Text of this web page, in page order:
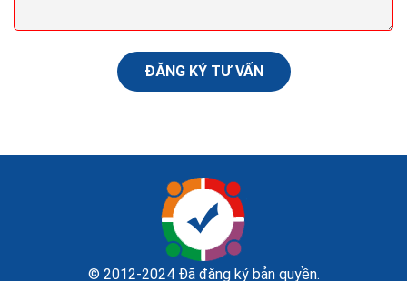
thành...
ĐĂNG KÝ TƯ VẤN
© 2012-2024 Đã đăng ký bản quyền.